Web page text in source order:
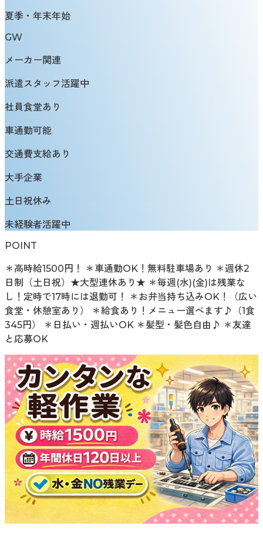
夏季・年末年始
GW
メーカー関連
派遣スタッフ活躍中
社員食堂あり
車通勤可能
交通費支給あり
大手企業
土日祝休み
未経験者活躍中
POINT
＊高時給1500円！ ＊車通勤OK！無料駐車場あり ＊週休2
日制（土日祝）★大型連休あり★ ＊毎週(水)(金)は残業な
し！定時で17時には退勤可！ ＊お弁当持ち込みOK！（広い
食堂・休憩室あり） ＊給食あり！メニュー選べます♪（1食
345円） ＊日払い・週払いOK ＊髪型・髪色自由♪ ＊友達
と応募OK